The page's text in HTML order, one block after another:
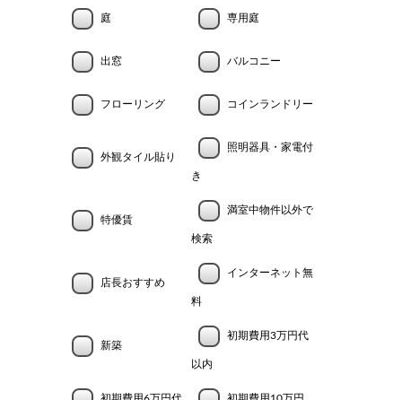
庭 専用庭
出窓 バルコニー
フローリング コインランドリー
外観タイル貼り
照明器具・家電付
き
特優賃
満室中物件以外で
検索
店長おすすめ
インターネット無
料
新築
初期費用3万円代
以内